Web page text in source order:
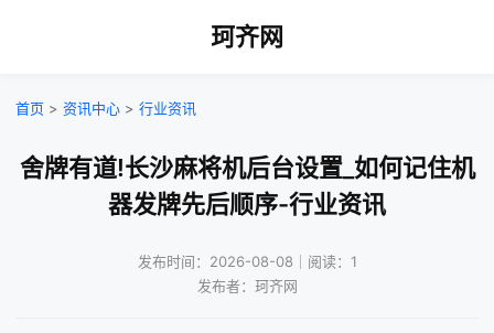
珂齐网
首页 > 资讯中心 > 行业资讯
舍牌有道!长沙麻将机后台设置_如何记住机
器发牌先后顺序-行业资讯
发布时间：2026-08-08｜阅读：1
发布者：珂齐网